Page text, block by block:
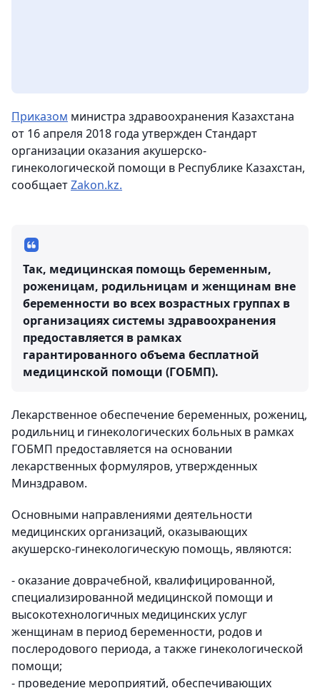
Приказом министра здравоохранения Казахстана
от 16 апреля 2018 года утвержден Стандарт
организации оказания акушерско-
гинекологической помощи в Республике Казахстан,
сообщаетZakon.kz.
Так, медицинская помощь беременным,
роженицам, родильницам и женщинам вне
беременности во всех возрастных группах в
организациях системы здравоохранения
предоставляется в рамках
гарантированного объема бесплатной
медицинской помощи (ГОБМП).
Лекарственное обеспечение беременных, рожениц,
родильниц и гинекологических больных в рамках
ГОБМП предоставляется на основании
лекарственных формуляров, утвержденных
Минздравом.
Основными направлениями деятельности
медицинских организаций, оказывающих
акушерско-гинекологическую помощь, являются:
- оказание доврачебной, квалифицированной,
специализированной медицинской помощи и
высокотехнологичных медицинских услуг
женщинам в период беременности, родов и
послеродового периода, а также гинекологической
помощи;
- проведение мероприятий, обеспечивающих